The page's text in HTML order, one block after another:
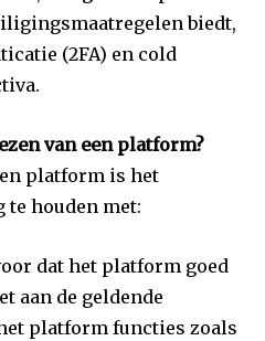
biedt,
(2FA) en cold
van een platform?
platform is het
houden met:
dat het platform goed
aan de geldende
platform functies zoals